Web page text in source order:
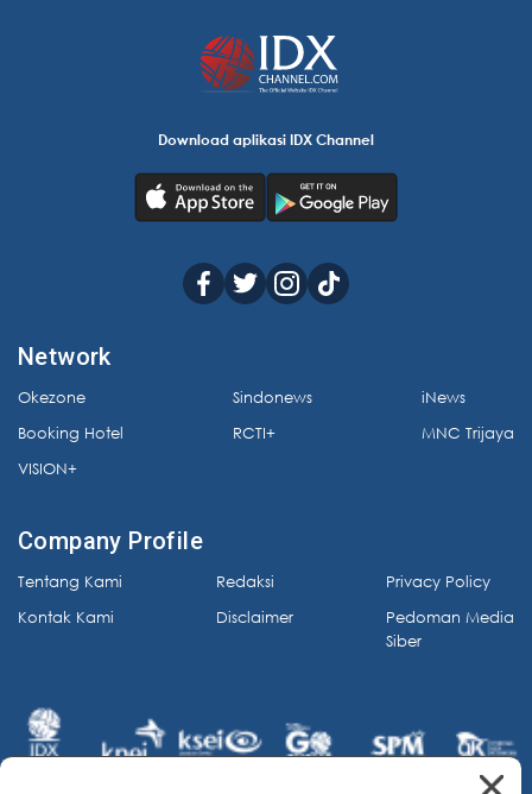
Download aplikasi IDX Channel
Network
Okezone
Booking Hotel
VISION+
Sindonews
RCTI+
iNews
MNC Trijaya
Company Profile
Tentang Kami
Kontak Kami
Redaksi
Disclaimer
Privacy Policy
Pedoman Media
Siber